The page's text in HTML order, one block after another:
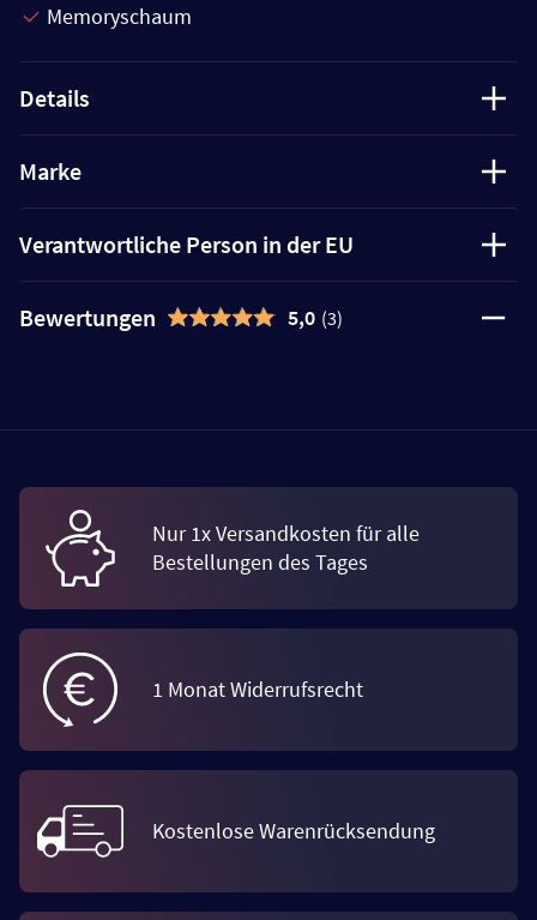
Memoryschaum
Details
Marke
Verantwortliche Person in der EU
Bewertungen 5,0 (3)
Nur 1x Versandkosten für alle
Bestellungen des Tages
1 Monat Widerrufsrecht
Kostenlose Warenrücksendung